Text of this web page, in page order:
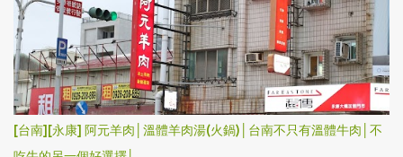
[台南][永康] 阿元羊肉│溫體羊肉湯(火鍋)│台南不只有溫體牛肉│不